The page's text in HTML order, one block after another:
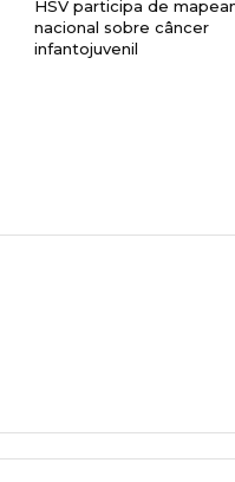
HSV participa de
nacional sobre câncer
infantojuvenil